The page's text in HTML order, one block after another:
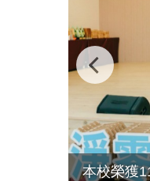
本校榮獲